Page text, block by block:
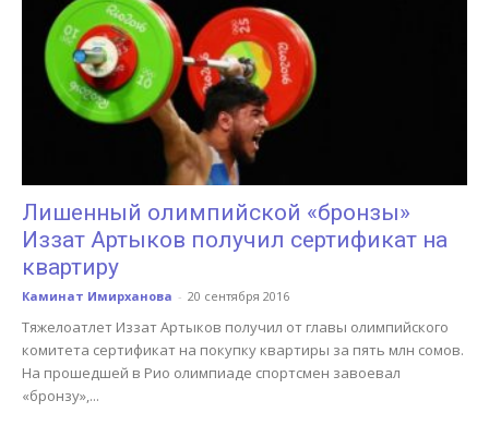
Лишенный олимпийской «бронзы»
Иззат Артыков получил сертификат на
квартиру
Каминат Имирханова - 20 сентября 2016
Тяжелоатлет Иззат Артыков получил от главы олимпийского
комитета сертификат на покупку квартиры за пять млн сомов.
На прошедшей в Рио олимпиаде спортсмен завоевал
«бронзу»,...